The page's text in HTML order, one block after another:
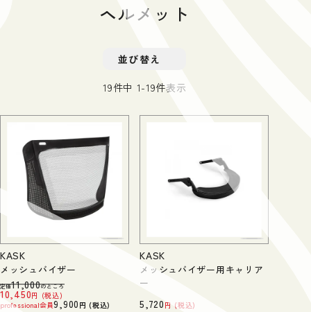
ヘルメット
並び替え
19件中 1-19件表示
KASK
メッシュバイザー
定価11,000のところ
10,450
税込
professional会員9,900 税込
KASK
メッシュバイザー用キャリア
ー
5,720 税込